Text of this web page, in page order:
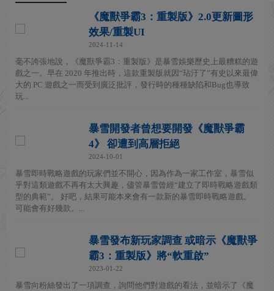
《魔獸爭霸3：重製版》2.0更新圖形
效果/重製UI
2024-11-14
毫不誇張地說，《魔獸爭霸3：重製版》是暴雪娛樂歷史上最糟糕的遊
戲之一。早在 2020 年推出時，這款重製版就因“玷汙了”有史以來最偉
大的 PC 遊戲之一而受到廣泛批評，發行時的種種缺陷和Bug也導致
玩...
暴雪開發者曾想要開發《魔獸爭霸
4》 卻遭到高層拒絕
2024-10-01
暴雪即時戰略遊戲的玩家們並不開心，因為作為一家工作室，暴雪似
乎對這類遊戲不再有太大興趣，儘管暴雪曾經“建立了即時戰略遊戲類
型的典範”。 好吧，結果可能本來會有一款新的暴雪即時戰略遊戲。
可能會有好幾款。...
暴雪發布新玩家調查 或暗示《魔獸爭
霸3：重製版》將“軟重啟”
2023-01-22
暴雪向粉絲發出了一項調查，詢問他們對遊戲的看法，並暗示了《魔